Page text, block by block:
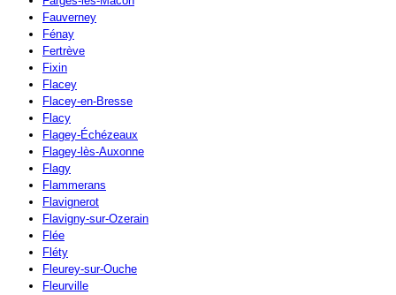
Fauverney
Fénay
Fertrève
Fixin
Flacey
Flacey-en-Bresse
Flacy
Flagey-Échézeaux
Flagey-lès-Auxonne
Flagy
Flammerans
Flavignerot
Flavigny-sur-Ozerain
Flée
Fléty
Fleurey-sur-Ouche
Fleurville